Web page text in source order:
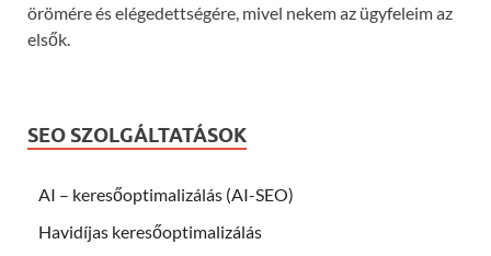
örömére és elégedettségére, mivel nekem az ügyfeleim az
elsők.
SEO SZOLGÁLTATÁSOK
AI – keresőoptimalizálás (AI-SEO)
Havidíjas keresőoptimalizálás